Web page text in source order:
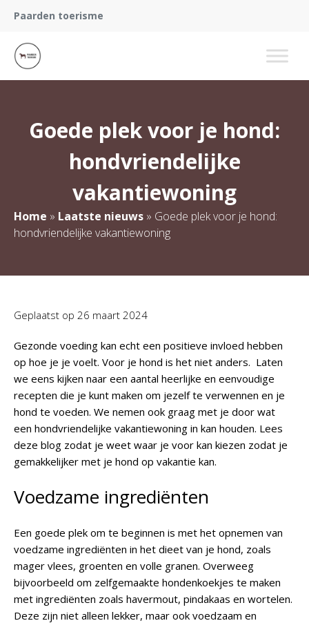
Paarden toerisme
Goede plek voor je hond:
hondvriendelijke
vakantiewoning
Home » Laatste nieuws » Goede plek voor je hond:
hondvriendelijke vakantiewoning
Geplaatst op 26 maart 2024
Gezonde voeding kan echt een positieve invloed hebben
op hoe je je voelt. Voor je hond is het niet anders. Laten
we eens kijken naar een aantal heerlijke en eenvoudige
recepten die je kunt maken om jezelf te verwennen en je
hond te voeden. We nemen ook graag met je door wat
een hondvriendelijke vakantiewoning in kan houden. Lees
deze blog zodat je weet waar je voor kan kiezen zodat je
gemakkelijker met je hond op vakantie kan.
Voedzame ingrediënten
Een goede plek om te beginnen is met het opnemen van
voedzame ingrediënten in het dieet van je hond, zoals
mager vlees, groenten en volle granen. Overweeg
bijvoorbeeld om zelfgemaakte hondenkoekjes te maken
met ingrediënten zoals havermout, pindakaas en wortelen.
Deze zijn niet alleen lekker, maar ook voedzaam en